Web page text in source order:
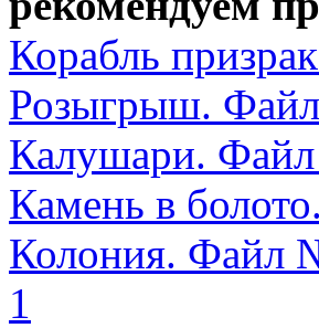
Корабль
Розыгрыш.
Калушари.
Камень в
Колония. Файл
1